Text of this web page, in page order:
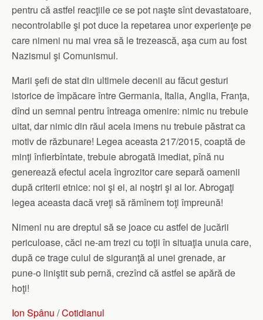
pentru că astfel reacţiile ce se pot naşte sînt devastatoare,
necontrolabile şi pot duce la repetarea unor experienţe pe
care nimeni nu mai vrea să le trezească, aşa cum au fost
Nazismul şi Comunismul.
Marii şefi de stat din ultimele decenii au făcut gesturi
istorice de împăcare între Germania, Italia, Anglia, Franţa,
dînd un semnal pentru întreaga omenire: nimic nu trebuie
uitat, dar nimic din răul acela imens nu trebuie păstrat ca
motiv de răzbunare! Legea aceasta 217/2015, coaptă de
minţi înfierbîntate, trebuie abrogată imediat, pînă nu
generează efectul acela îngrozitor care separă oamenii
după criterii etnice: noi şi ei, ai noştri şi ai lor. Abrogaţi
legea aceasta dacă vreţi să rămînem toţi împreună!
Nimeni nu are dreptul să se joace cu astfel de jucării
periculoase, căci ne-am trezi cu toţii în situaţia unuia care,
după ce trage cuiul de siguranţă al unei grenade, ar
pune-o liniştit sub pernă, crezînd că astfel se apără de
hoţi!
Ion Spânu /Cotidianul